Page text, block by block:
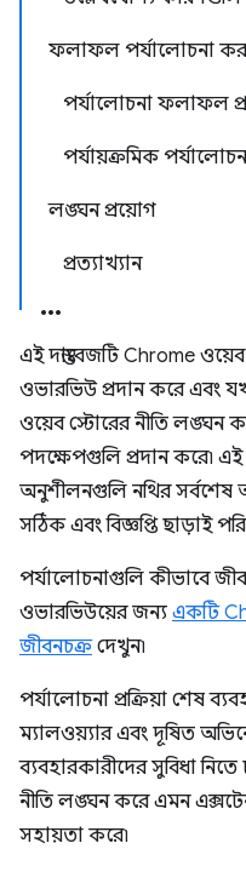
ফলাফল পর্যালোচনা
পর্যালোচনা ফলাফল
পর্যায়ক্রমিক
লঙ্ঘন প্রয়োগ
প্রত্যাখ্যান
এই দস্তাবেজটি Chrome
ওভারভিউ প্রদান করে এবং
ওয়েব স্টোরের নীতি লঙ্ঘন
পদক্ষেপগুলি প্রদান করে৷ এই
অনুশীলনগুলি নথির
সঠিক এবং বিজ্ঞপ্তি ছাড়াই
পর্যালোচনাগুলি কীভাবে
ওভারভিউয়ের জন্য একটি
জীবনচক্রদেখুন৷
পর্যালোচনা প্রক্রিয়া শেষ
ম্যালওয়্যার এবং দূষিত
ব্যবহারকারীদের সুবিধা
নীতি লঙ্ঘন করে এমন
সহায়তা করে৷